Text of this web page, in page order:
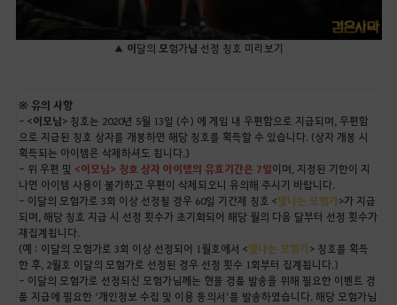
▲ 이달의 모험가님 선정 칭호 미리보기
※ 유의 사항
- <이모님> 칭호는 2020년 5월 13일 (수) 에 게임 내 우편함으로 지급되며, 우편함
으로 지급된 칭호 상자를 개봉하면 해당 칭호를 획득할 수 있습니다. (상자 개봉 시
획득되는 아이템은 삭제하셔도 됩니다.)
- 위 우편 및<이모님> 칭호 상자 아이템의 유효기간은 7일이며, 지정된 기한이 지
나면 아이템 사용이 불가하고 우편이 삭제되오니 유의해 주시기 바랍니다.
- 이달의 모험가로 3회 이상 선정될 경우 60일 기간제 칭호 <빛나는 모험가>가 지급
되며, 해당 칭호 지급 시 선정 횟수가 초기화되어 해당 월의 다음 달부터 선정 횟수가
재집계됩니다.
(예 : 이달의 모험가로 3회 이상 선정되어 1월호에서 <빛나는 모험가> 칭호를 획득
한 후, 2월호 이달의 모험가로 선정된 경우 선정 횟수 1회부터 집계됩니다.)
- 이달의 모험가로 선정되신 모험가님께는 현물 경품 발송을 위해 필요한 이벤트 경
품 지급에 필요한 ‘개인정보 수집 및 이용 동의서’를 발송하였습니다. 해당 모험가님